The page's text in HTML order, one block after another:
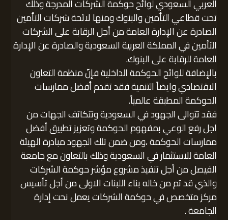
العربي السعودي لوائح حوكمة الشركات المدرجة وذلك
تحت قطاعي التأمين والبنوك ومنها لائحة شركات التأمين
الصادرة عن الإدارة العامة من أجل الرقابة على الشركات
التأمين في المملكة العربية السعودية والصادرة عن الإدارة
العامة للرقابة على البنوك.
بالإضافة للوائح الحوكمة الداخلية فإنّ منظمة التعاون
الاقتصادي وايضاً التنمية فقد تقدم أفضل ممارسات
الحوكمة المطبقة عالمياً.
فقد تتوالى الجهود في السعودية وتتكاتف الجهات من
اجل رفع الوعي بمفهوم الحوكمة وتعزيز تطبيق أفضل
ممارسات الحوكمة ،ومن ضمن تلك الجهود مبادرة الهيئة
العامة للاستثمار في السعودية وذلك بالتعاون مع جامعة
الفيصل من أجل تنفيذ مشروع مؤشر حوكمة الشركات
والذي قد تم من خاله بناء اللبنات الاولى من أجل تأسيس
مركز متخصص في حوكمة الشركات يعمل نحت إدارة
الجامعة .